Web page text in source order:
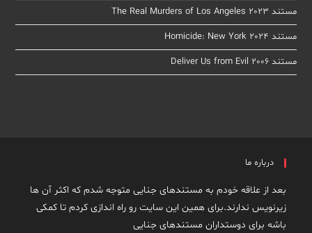
مستند The Real Murders of Los Angeles 2023
مستند Homicide: New York 2024
مستند Deliver Us from Evil 2006
درباره ما
بعد از علاقه خودم به مستندهای جنایی متوجه شدم که اکثر آن ها
زیرنویس ندارند.برای همین این سایت رو راه اندازی کردم تا کمکی
باشه برای دوستداران مستندهای جنایی